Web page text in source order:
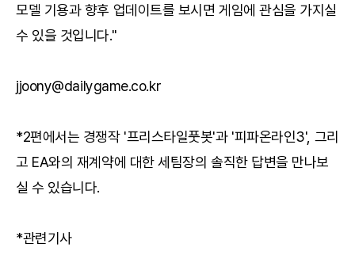
모델 기용과 향후 업데이트를 보시면 게임에 관심을 가지실
수 있을 것입니다."
jjoony@dailygame.co.kr
*2편에서는 경쟁작 '프리스타일풋봇'과 '피파온라인3', 그리
고 EA와의 재계약에 대한 세팀장의 솔직한 답변을 만나보
실 수 있습니다.
*관련기사